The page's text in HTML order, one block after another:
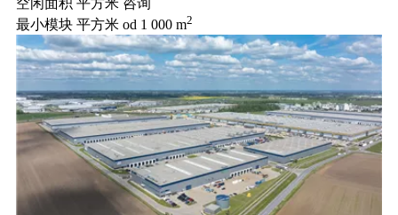
最小模块 平方米 od 1 000 m2